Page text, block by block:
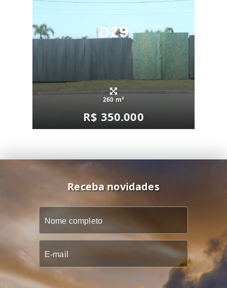
260 m²
R$ 350.000
Receba novidades